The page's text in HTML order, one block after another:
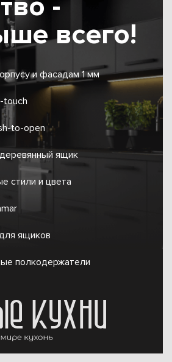
всего!
и фасадам 1 мм
touch
to-open
ящик
стили и цвета
ящиков
полкодержатели